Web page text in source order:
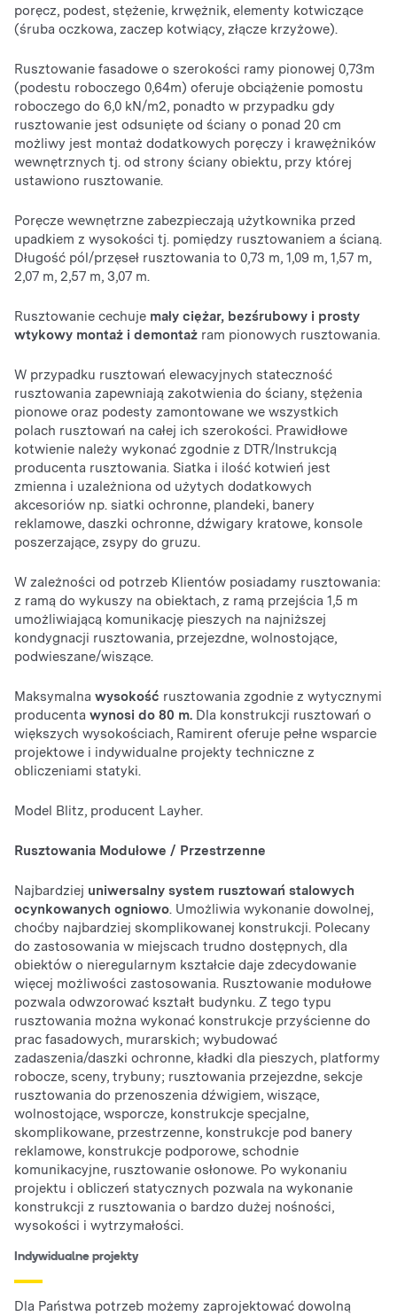
poręcz, podest, stężenie, krwężnik, elementy kotwiczące
(śruba oczkowa, zaczep kotwiący, złącze krzyżowe).
Rusztowanie fasadowe o szerokości ramy pionowej 0,73m
(podestu roboczego 0,64m) oferuje obciążenie pomostu
roboczego do 6,0 kN/m2, ponadto w przypadku gdy
rusztowanie jest odsunięte od ściany o ponad 20 cm
możliwy jest montaż dodatkowych poręczy i krawężników
wewnętrznych tj. od strony ściany obiektu, przy której
ustawiono rusztowanie.
Poręcze wewnętrzne zabezpieczają użytkownika przed
upadkiem z wysokości tj. pomiędzy rusztowaniem a ścianą.
Długość pól/przęseł rusztowania to 0,73 m, 1,09 m, 1,57 m,
2,07 m, 2,57 m, 3,07 m.
Rusztowanie cechuje mały ciężar, bezśrubowy i prosty
wtykowy montaż i demontaż ram pionowych rusztowania.
W przypadku rusztowań elewacyjnych stateczność
rusztowania zapewniają zakotwienia do ściany, stężenia
pionowe oraz podesty zamontowane we wszystkich
polach rusztowań na całej ich szerokości. Prawidłowe
kotwienie należy wykonać zgodnie z DTR/Instrukcją
producenta rusztowania. Siatka i ilość kotwień jest
zmienna i uzależniona od użytych dodatkowych
akcesoriów np. siatki ochronne, plandeki, banery
reklamowe, daszki ochronne, dźwigary kratowe, konsole
poszerzające, zsypy do gruzu.
W zależności od potrzeb Klientów posiadamy rusztowania:
z ramą do wykuszy na obiektach, z ramą przejścia 1,5 m
umożliwiającą komunikację pieszych na najniższej
kondygnacji rusztowania, przejezdne, wolnostojące,
podwieszane/wiszące.
Maksymalna wysokość rusztowania zgodnie z wytycznymi
producenta wynosi do 80 m. Dla konstrukcji rusztowań o
większych wysokościach, Ramirent oferuje pełne wsparcie
projektowe i indywidualne projekty techniczne z
obliczeniami statyki.
Model Blitz, producent Layher.
Rusztowania Modułowe / Przestrzenne
Najbardziej uniwersalny system rusztowań stalowych
ocynkowanych ogniowo. Umożliwia wykonanie dowolnej,
choćby najbardziej skomplikowanej konstrukcji. Polecany
do zastosowania w miejscach trudno dostępnych, dla
obiektów o nieregularnym kształcie daje zdecydowanie
więcej możliwości zastosowania. Rusztowanie modułowe
pozwala odwzorować kształt budynku. Z tego typu
rusztowania można wykonać konstrukcje przyścienne do
prac fasadowych, murarskich; wybudować
zadaszenia/daszki ochronne, kładki dla pieszych, platformy
robocze, sceny, trybuny; rusztowania przejezdne, sekcje
rusztowania do przenoszenia dźwigiem, wiszące,
wolnostojące, wsporcze, konstrukcje specjalne,
skomplikowane, przestrzenne, konstrukcje pod banery
reklamowe, konstrukcje podporowe, schodnie
komunikacyjne, rusztowanie osłonowe. Po wykonaniu
projektu i obliczeń statycznych pozwala na wykonanie
konstrukcji z rusztowania o bardzo dużej nośności,
wysokości i wytrzymałości.
Indywidualne projekty
Dla Państwa potrzeb możemy zaprojektować dowolną